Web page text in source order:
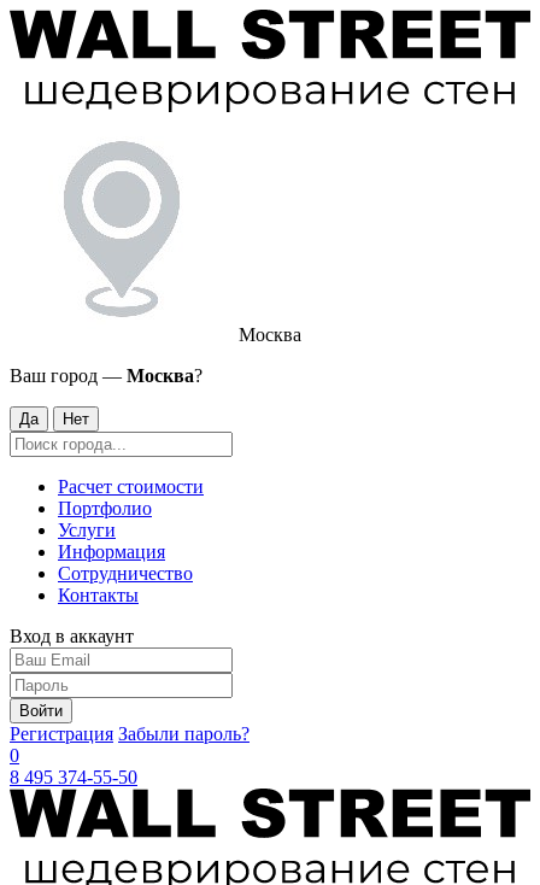
Москва
Ваш город — Москва?
Да Нет
Расчет стоимости
Портфолио
Услуги
Информация
Сотрудничество
Контакты
Вход в аккаунт
Войти
Регистрация Забыли пароль?
0
8 495 374-55-50